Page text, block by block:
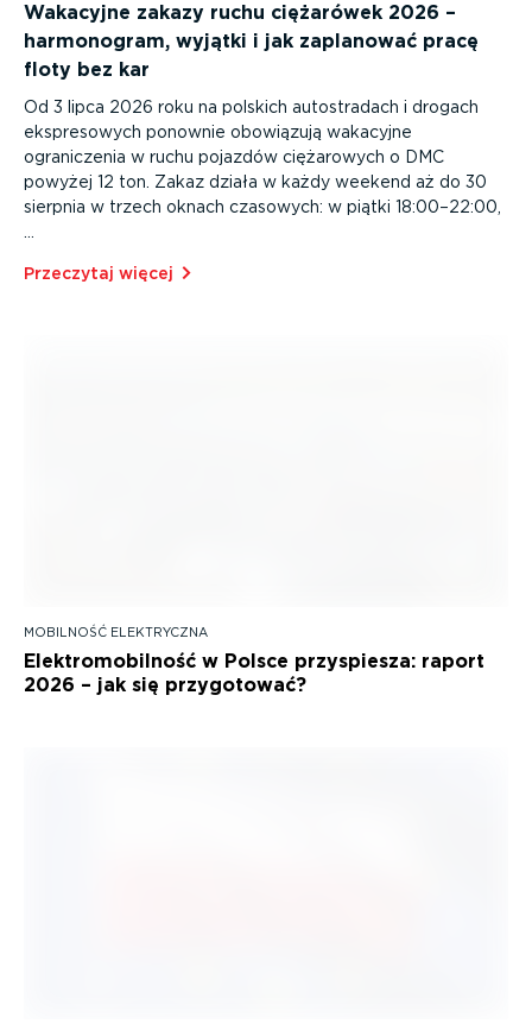
Wakacyjne zakazy ruchu ciężarówek 2026 –
harmonogram, wyjątki i jak zaplanować pracę
floty bez kar
Od 3 lipca 2026 roku na polskich autostradach i drogach
ekspresowych ponownie obowiązują wakacyjne
ograniczenia w ruchu pojazdów ciężarowych o DMC
powyżej 12 ton. Zakaz działa w każdy weekend aż do 30
sierpnia w trzech oknach czasowych: w piątki 18:00–22:00,
Przeczytaj więcej
MOBILNOŚĆ ELEKTRYCZNA
Elektromobilność w Polsce przyspiesza: raport
2026 – jak się przygotować?